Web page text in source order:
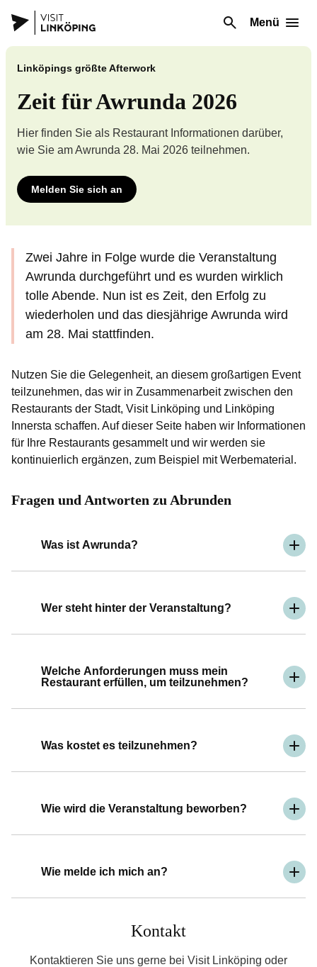
Menü
Linköpings größte Afterwork
Zeit für Awrunda 2026
Hier finden Sie als Restaurant Informationen darüber,
wie Sie am Awrunda 28. Mai 2026 teilnehmen.
Melden Sie sich an
Zwei Jahre in Folge wurde die Veranstaltung
Awrunda durchgeführt und es wurden wirklich
tolle Abende. Nun ist es Zeit, den Erfolg zu
wiederholen und das diesjährige Awrunda wird
am 28. Mai stattfinden.
Nutzen Sie die Gelegenheit, an diesem großartigen Event
teilzunehmen, das wir in Zusammenarbeit zwischen den
Restaurants der Stadt, Visit Linköping und Linköping
Innersta schaffen. Auf dieser Seite haben wir Informationen
für Ihre Restaurants gesammelt und wir werden sie
kontinuierlich ergänzen, zum Beispiel mit Werbematerial.
Fragen und Antworten zu Abrunden
Was ist Awrunda?
Wer steht hinter der Veranstaltung?
Welche Anforderungen muss mein
Restaurant erfüllen, um teilzunehmen?
Was kostet es teilzunehmen?
Wie wird die Veranstaltung beworben?
Wie melde ich mich an?
Kontakt
Kontaktieren Sie uns gerne bei Visit Linköping oder